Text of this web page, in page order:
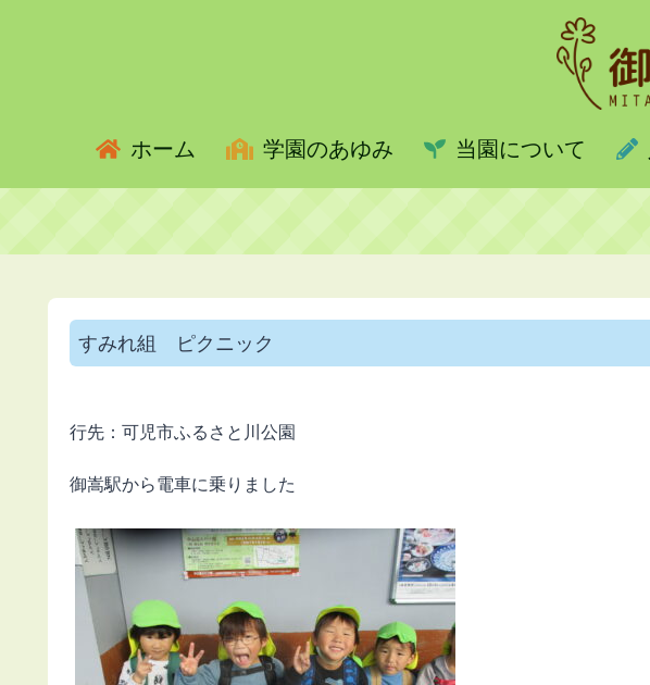
ホーム 学園のあゆみ 当園について
すみれ組 ピクニック
行先：可児市ふるさと川公園
御嵩駅から電車に乗りました